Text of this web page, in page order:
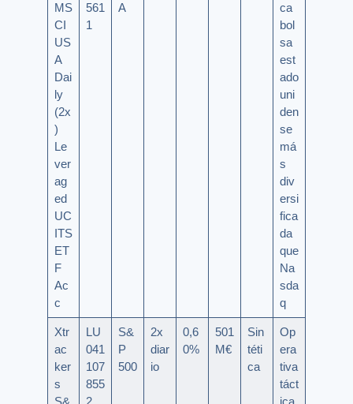
MS
CI
US
A
Dai
ly
(2x
)
Le
ver
ag
ed
UC
ITS
ET
F
Ac
c
561
1
A
ca
bol
sa
est
ado
uni
den
se
má
s
div
ersi
fica
da
que
Na
sda
q
Xtr
ac
ker
s
S&
LU
041
107
855
2
S&
P
500
2x
diar
io
0,6
0%
501
M€
Sin
téti
ca
Op
era
tiva
táct
ica